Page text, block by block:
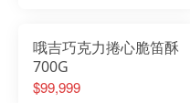
哦吉巧克力捲心脆笛酥
700G
$99,999